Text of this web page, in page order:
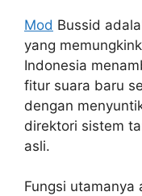
Mod Bussid
yang
Indonesia
fitur suara baru
dengan
direktori sistem
asli.
Fungsi utamanya